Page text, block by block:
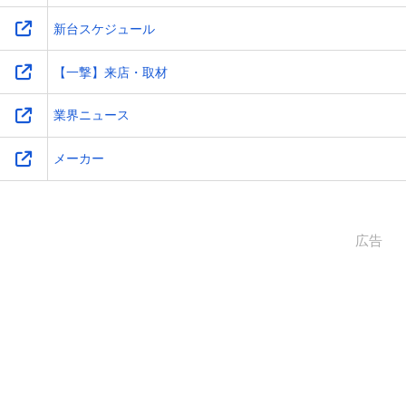
新台スケジュール
【一撃】来店・取材
業界ニュース
メーカー
広告